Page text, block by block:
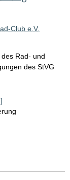
Club e.V.
Rad- und
des StVG